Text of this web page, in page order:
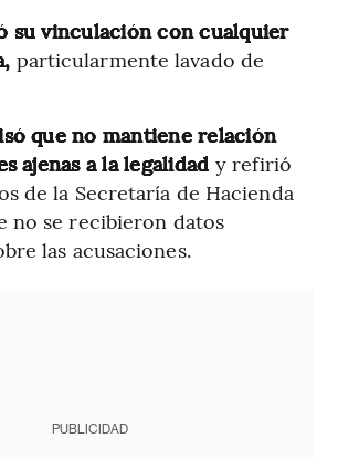
su vinculación con cualquier
particularmente lavado de
que no mantiene relación
ajenas a la legalidad y refirió
de la Secretaría de Hacienda
no se recibieron datos
las acusaciones.
PUBLICIDAD